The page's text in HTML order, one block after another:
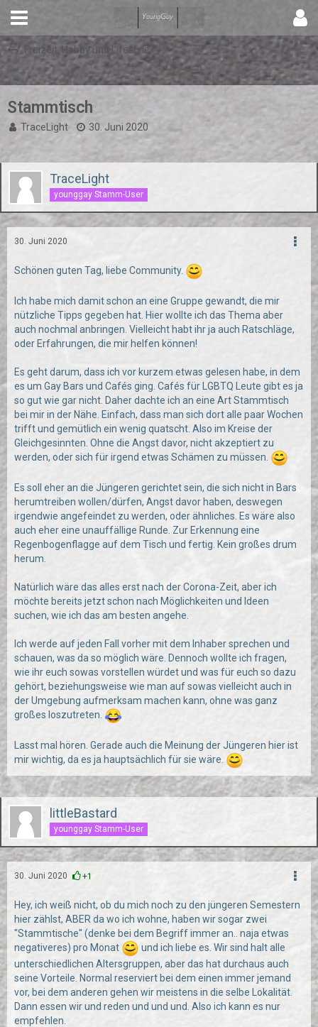
Freizeit, Hobby und Lifestyle
Stammtisch
TraceLight 30. Juni 2020
TraceLight
younggay Stamm-User
30. Juni 2020
Schönen guten Tag, liebe Community.
Ich habe mich damit schon an eine Gruppe gewandt, die mir
nützliche Tipps gegeben hat. Hier wollte ich das Thema aber
auch nochmal anbringen. Vielleicht habt ihr ja auch Ratschläge,
oder Erfahrungen, die mir helfen können!
Es geht darum, dass ich vor kurzem etwas gelesen habe, in dem
es um Gay Bars und Cafés ging. Cafés für LGBTQ Leute gibt es ja
so gut wie gar nicht. Daher dachte ich an eine Art Stammtisch
bei mir in der Nähe. Einfach, dass man sich dort alle paar Wochen
trifft und gemütlich ein wenig quatscht. Also im Kreise der
Gleichgesinnten. Ohne die Angst davor, nicht akzeptiert zu
werden, oder sich für irgend etwas Schämen zu müssen.
Es soll eher an die Jüngeren gerichtet sein, die sich nicht in Bars
herumtreiben wollen/dürfen, Angst davor haben, deswegen
irgendwie angefeindet zu werden, oder ähnliches. Es wäre also
auch eher eine unauffällige Runde. Zur Erkennung eine
Regenbogenflagge auf dem Tisch und fertig. Kein großes drum
herum.
Natürlich wäre das alles erst nach der Corona-Zeit, aber ich
möchte bereits jetzt schon nach Möglichkeiten und Ideen
suchen, wie ich das am besten angehe.
Ich werde auf jeden Fall vorher mit dem Inhaber sprechen und
schauen, was da so möglich wäre. Dennoch wollte ich fragen,
wie ihr euch sowas vorstellen würdet und was für euch so dazu
gehört, beziehungsweise wie man auf sowas vielleicht auch in
der Umgebung aufmerksam machen kann, ohne was ganz
großes loszutreten.
Lasst mal hören. Gerade auch die Meinung der Jüngeren hier ist
mir wichtig, da es ja hauptsächlich für sie wäre.
littleBastard
younggay Stamm-User
30. Juni 2020 +1
Hey, ich weiß nicht, ob du mich noch zu den jüngeren Semestern
hier zählst, ABER da wo ich wohne, haben wir sogar zwei
"Stammtische" (denke bei dem Begriff immer an.. naja etwas
negativeres) pro Monat
und ich liebe es. Wir sind halt alle
unterschiedlichen Altersgruppen, aber das hat durchaus auch
seine Vorteile. Normal reserviert bei dem einen immer jemand
vor, bei dem anderen gehen wir meistens in die selbe Lokalität.
Dann essen wir und reden und und und. Also ich kann es nur
empfehlen.